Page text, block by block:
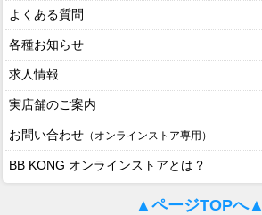
よくある質問
各種お知らせ
求人情報
実店舗のご案内
お問い合わせ （オンラインストア専用）
BB KONG オンラインストアとは？
▲ページTOPへ▲